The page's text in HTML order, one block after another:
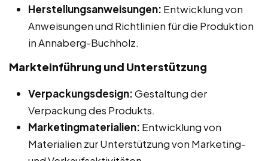
Herstellungsanweisungen: Entwicklung von
Anweisungen und Richtlinien für die Produktion
in Annaberg-Buchholz.
Markteinführung und Unterstützung
Verpackungsdesign:Gestaltung der
Verpackung des Produkts.
Marketingmaterialien: Entwicklung von
Materialien zur Unterstützung von Marketing-